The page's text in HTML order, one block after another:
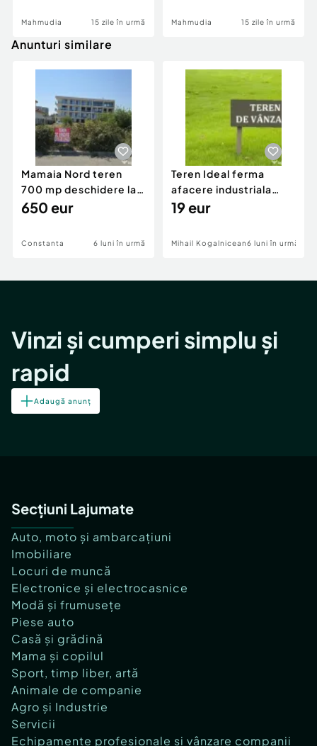
Mahmudia 15 zile în urmă Mahmudia 15 zile în urmă
Anunturi similare
Mamaia Nord teren
700 mp deschidere la
D24 si D25
650 eur
Constanta 6 luni în urmă
Teren Ideal ferma
afacere industriala
deschidere 71 ml la
19 eur
Mihail Kogalniceanu6 luni în urmă
Vinzi și cumperi simplu și
rapid
Adaugă anunț
Secțiuni Lajumate
Auto, moto și ambarcațiuni
Imobiliare
Locuri de muncă
Electronice și electrocasnice
Modă și frumusețe
Piese auto
Casă și grădină
Mama și copilul
Sport, timp liber, artă
Animale de companie
Agro și Industrie
Servicii
Echipamente profesionale și vânzare companii